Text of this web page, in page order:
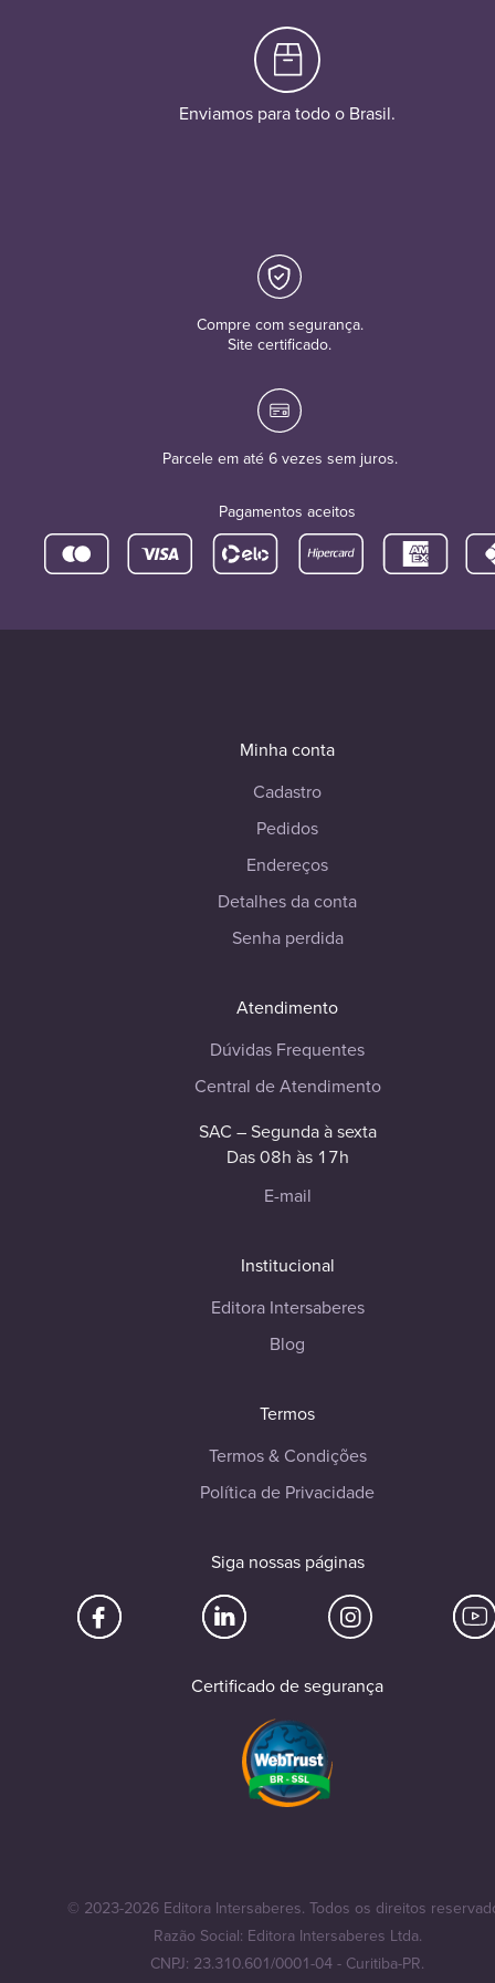
Enviamos para todo o Brasil.
Compre com segurança.
Site certificado.
Parcele em até 6 vezes sem juros.
Pagamentos aceitos
Minha conta
Cadastro
Pedidos
Endereços
Detalhes da conta
Senha perdida
Atendimento
Dúvidas Frequentes
Central de Atendimento
SAC – Segunda à sexta
Das 08h às 17h
E-mail
Institucional
Editora Intersaberes
Blog
Termos
Termos & Condições
Política de Privacidade
Siga nossas páginas
Certificado de segurança
© 2023-2026 Editora Intersaberes. Todos os direitos
Razão Social: Editora Intersaberes Ltda.
CNPJ: 23.310.601/0001-04 - Curitiba-PR.